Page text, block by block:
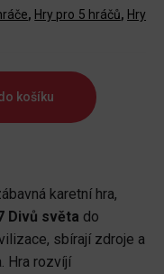
, Hry pro 5 hráčů, Hry
košíku
karetní hra,
Divů světa do
sbírají zdroje a
Hra rozvíjí